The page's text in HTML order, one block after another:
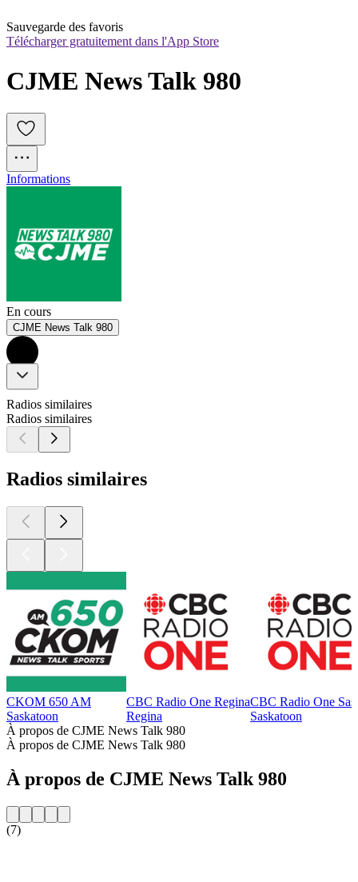
Sauvegarde des favoris
Télécharger gratuitement dans l'App Store
CJME News Talk 980
Informations
En cours
CJME News Talk 980
Radios similaires
Radios similaires
Radios similaires
CKOM 650 AM
Saskatoon
CBC Radio One Regina
Regina
CBC Radio One
Saskatoon
À propos de CJME News Talk 980
À propos de CJME News Talk 980
À propos de CJME News Talk 980
(7)